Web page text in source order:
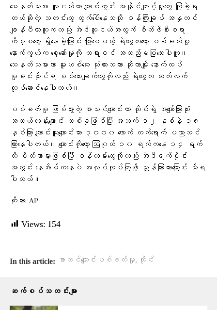
သေနတ်သမား လူငယ်ဟာ ကျောင်းတွင်း အနိုင်ကျင့်မှုတွေ ကြုံခဲ့ရ
တယ်ဆိုတဲ့ သတင်းတွေ ထွက်ပေါ်နေသလို ဝန်ကြီးချုပ် အနူတင်
ချန်ဝီယာကူကလည်း အဲဒီလူငယ်အတွက် စိတ်ဖိစီးစရာ
ကိစ္စတွေ ရှိနေခဲ့ကြောင်း ပြောပေမယ့် ရဲတွေကတော့ ပစ်ခတ်မှု
နောက်ကွယ်က စေ့ဆော်မှုကို တရားဝင် အတည်မပြုသေးပါဘူး။
သေနတ်သမားဟာ မူးယစ်ဆေး သုံးထားသလား ဆိုတာမျိုး နောက်ထပ်
မှုခင်းဆိုင်ရာ စစ်ဆေးချက်တွေကိုလည်း ရဲတွေက ဆက်လက်
လုပ်ဆောင်နေပါတယ်။
ပစ်ခတ်မှု ဖြစ်ပွားတဲ့ စာသင်ကျောင်းဟာ ထိုင်းရဲ့ အကျော်ကြားဆုံး
အလယ်တန်းကျောင်း တစ်ခုဖြစ်ပြီး အသက် ၁၂ နှစ်နဲ့ ၁၈
နှစ်ကြား ကျောင်းသူကျောင်းသား ၃၀၀၀ လောက် တက်ရောက် ပညာသင်
ကြားနေပါတယ်။ ကျောင်းကိုတော့ ဩဂုတ် ၁၀ ရက်ကနေ ၁၄ ရက်
ထိ ပိတ်ထားမှာဖြစ်ပြီး ဝန်ထမ်းတွေကိုလည်း အဲဒီရက်ပိုင်း
အတွင်း နေအိမ်ကနေပဲ အလုပ်လုပ်ကြဖို့ ညွှန်ကြားထားကြောင်း သိရ
ပါတယ်။
ကိုးကား: AP
Views: 154
In this article: စာသင်ကျောင်းပစ်ခတ်မှု, ထိုင်း
ဆက်စပ်သတင်းများ